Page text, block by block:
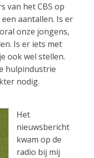
van het CBS op
aantallen. Is er
onze jongens,
Is er iets met
ook wel stellen.
hulpindustrie
nodig.
Het
nieuwsbericht
kwam op de
radio bij mij